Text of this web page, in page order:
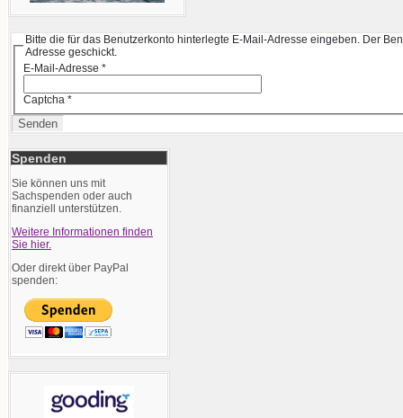
Bitte die für das Benutzerkonto hinterlegte E-Mail-Adresse eingeben. Der
Adresse geschickt.
E-Mail-Adresse *
Captcha *
Senden
Spenden
Sie können uns mit
Sachspenden oder auch
finanziell unterstützen.
Weitere Informationen finden
Sie hier.
Oder direkt über PayPal
spenden: